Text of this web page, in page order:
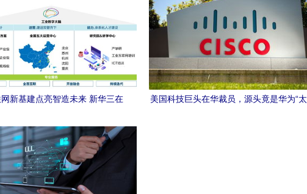
新基建点亮智造未来 新华三在
美国科技巨头在华裁员，源头竟是华为“太